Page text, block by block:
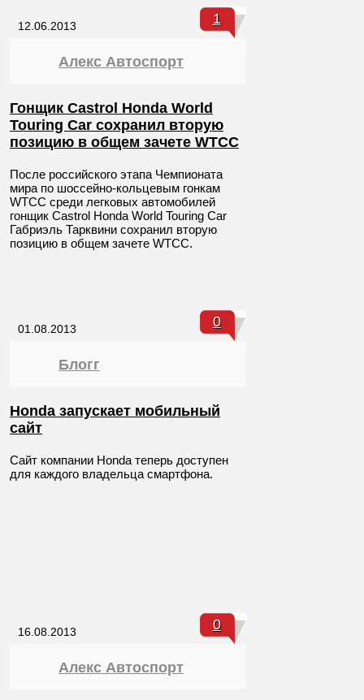
12.06.2013 1
Алекс Автоспорт
Гонщик Castrol Honda World
Touring Car сохранил вторую
позицию в общем зачете WTCC
После российского этапа Чемпионата
мира по шоссейно-кольцевым гонкам
WTCC среди легковых автомобилей
гонщик Castrol Honda World Touring Car
Габриэль Тарквини сохранил вторую
позицию в общем зачете WTCC.
01.08.2013 0
Блогг
Honda запускает мобильный
сайт
Сайт компании Honda теперь доступен
для каждого владельца смартфона.
16.08.2013 0
Алекс Автоспорт